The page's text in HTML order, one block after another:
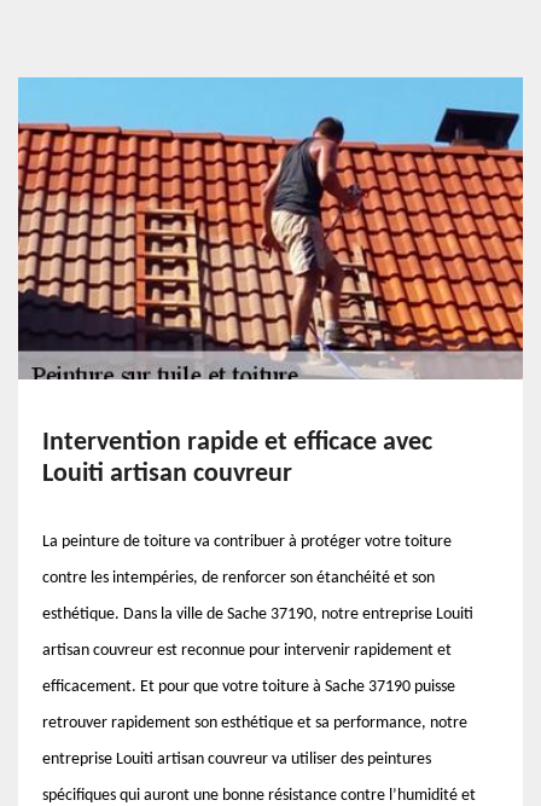
Intervention rapide et efficace avec
Louiti artisan couvreur
La peinture de toiture va contribuer à protéger votre toiture
contre les intempéries, de renforcer son étanchéité et son
esthétique. Dans la ville de Sache 37190, notre entreprise Louiti
artisan couvreur est reconnue pour intervenir rapidement et
efficacement. Et pour que votre toiture à Sache 37190 puisse
retrouver rapidement son esthétique et sa performance, notre
entreprise Louiti artisan couvreur va utiliser des peintures
spécifiques qui auront une bonne résistance contre l’humidité et